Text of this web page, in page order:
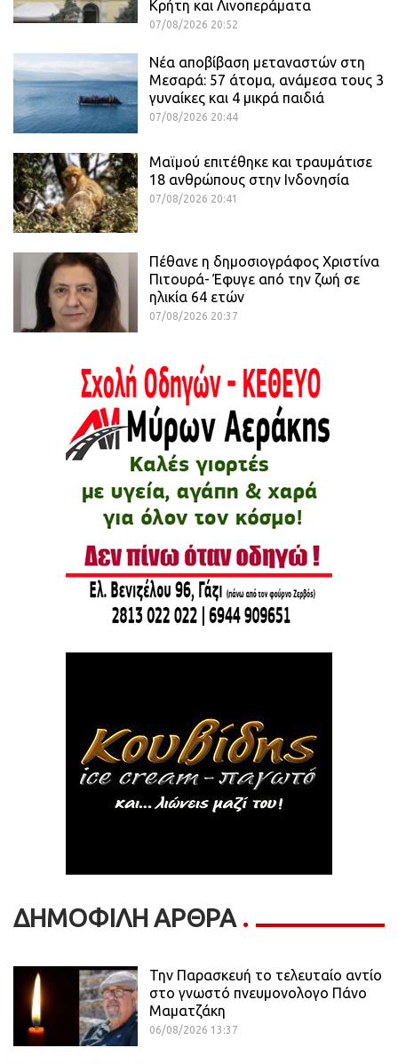
Κρήτη και Λινοπεράματα
07/08/2026 20:52
Νέα αποβίβαση μεταναστών στη
Μεσαρά: 57 άτομα, ανάμεσα τους 3
γυναίκες και 4 μικρά παιδιά
07/08/2026 20:44
Μαϊμού επιτέθηκε και τραυμάτισε
18 ανθρώπους στην Ινδονησία
07/08/2026 20:41
Πέθανε η δημοσιογράφος Χριστίνα
Πιτουρά- Έφυγε από την ζωή σε
ηλικία 64 ετών
07/08/2026 20:37
ΔΗΜΟΦΙΛΗ ΑΡΘΡΑ
Την Παρασκευή το τελευταίο αντίο
στο γνωστό πνευμονολογο Πάνο
Μαματζάκη
06/08/2026 13:37